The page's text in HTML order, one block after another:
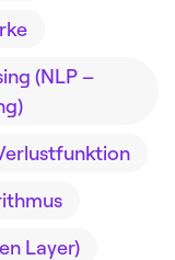
(NLP –
Layer)